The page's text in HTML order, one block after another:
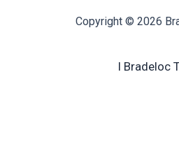
Copyright © 2026
I Bradeloc